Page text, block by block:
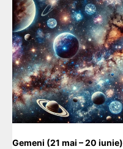
Gemeni (21 mai – 20 iunie)